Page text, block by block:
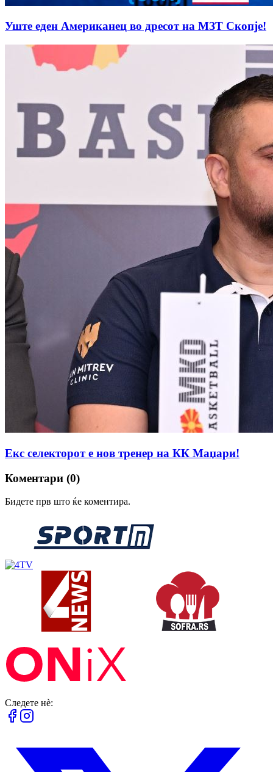
Уште еден Американец во дресот на МЗТ Скопје!
Екс селекторот е нов тренер на КК Маџари!
Коментари (0)
Бидете прв што ќе коментира.
Следете нè: